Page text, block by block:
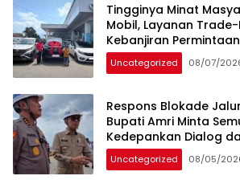
Tingginya Minat
Mobil, Layanan
Kebanjiran Permintaan
Uncategorized 08/07/
Respons Blokade
Bupati Amri Minta
Kedepankan Dialog
Hukum
Uncategorized 08/05/